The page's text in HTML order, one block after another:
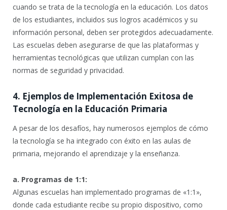
cuando se trata de la tecnología en la educación. Los datos
de los estudiantes, incluidos sus logros académicos y su
información personal, deben ser protegidos adecuadamente.
Las escuelas deben asegurarse de que las plataformas y
herramientas tecnológicas que utilizan cumplan con las
normas de seguridad y privacidad.
4. Ejemplos de Implementación Exitosa de
Tecnología en la Educación Primaria
A pesar de los desafíos, hay numerosos ejemplos de cómo
la tecnología se ha integrado con éxito en las aulas de
primaria, mejorando el aprendizaje y la enseñanza.
a. Programas de 1:1:
Algunas escuelas han implementado programas de «1:1»,
donde cada estudiante recibe su propio dispositivo, como